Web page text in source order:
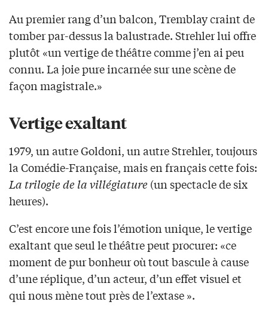
Au premier rang d’un balcon, Tremblay craint de
tomber par-dessus la balustrade. Strehler lui offre
plutôt «un vertige de théâtre comme j’en ai peu
connu. La joie pure incarnée sur une scène de
façon magistrale.»
Vertige exaltant
1979, un autre Goldoni, un autre Strehler, toujours
la Comédie-Française, mais en français cette fois:
La trilogie de la villégiature (un spectacle de six
heures).
C’est encore une fois l’émotion unique, le vertige
exaltant que seul le théâtre peut procurer: «ce
moment de pur bonheur où tout bascule à cause
d’une réplique, d’un acteur, d’un effet visuel et
qui nous mène tout près de l’extase ».